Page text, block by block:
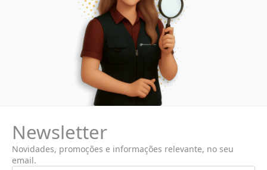
Newsletter
Novidades, promoções e informações relevante, no seu
email.